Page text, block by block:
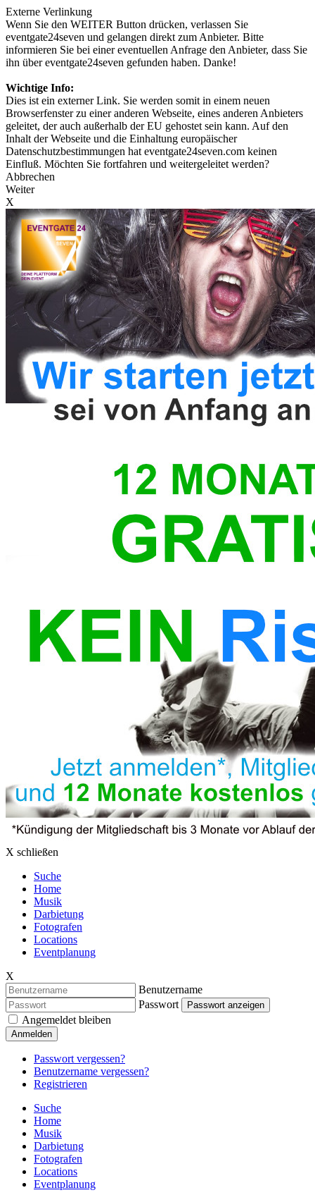
Externe Verlinkung
Wenn Sie den WEITER Button drücken, verlassen Sie
eventgate24seven und gelangen direkt zum Anbieter. Bitte
informieren Sie bei einer eventuellen Anfrage den Anbieter, dass Sie
ihn über eventgate24seven gefunden haben. Danke!
Wichtige Info:
Dies ist ein externer Link. Sie werden somit in einem neuen
Browserfenster zu einer anderen Webseite, eines anderen Anbieters
geleitet, der auch außerhalb der EU gehostet sein kann. Auf den
Inhalt der Webseite und die Einhaltung europäischer
Datenschutzbestimmungen hat eventgate24seven.com keinen
Einfluß. Möchten Sie fortfahren und weitergeleitet werden?
Abbrechen
Weiter
X
X schließen
Suche
Home
Musik
Darbietung
Fotografen
Locations
Eventplanung
X
Benutzername
Passwort
Passwort anzeigen
Angemeldet bleiben
Anmelden
Passwort vergessen?
Benutzername vergessen?
Registrieren
Suche
Home
Musik
Darbietung
Fotografen
Locations
Eventplanung